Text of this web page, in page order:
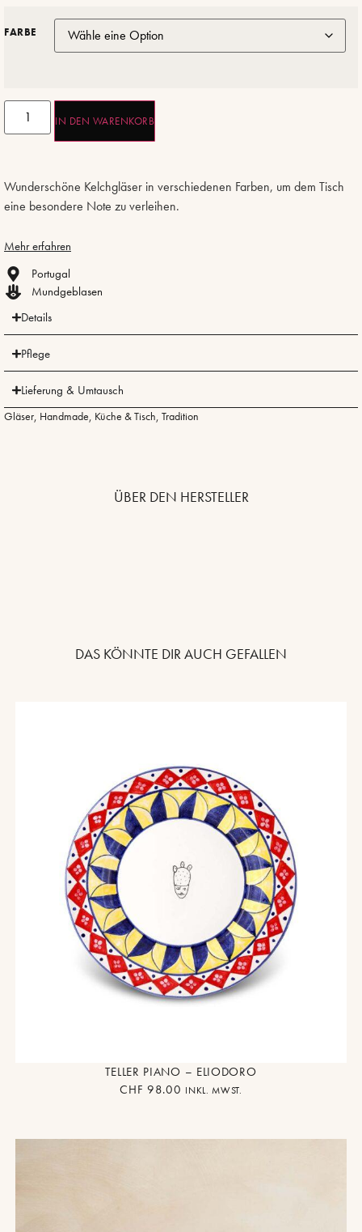
FARBE
IN DEN WARENKORB
Wunderschöne Kelchgläser in verschiedenen Farben, um dem Tisch
eine besondere Note zu verleihen.
Mehr erfahren
Portugal
Mundgeblasen
Details
Pflege
Lieferung & Umtausch
Gläser, Handmade, Küche & Tisch, Tradition
ÜBER DEN HERSTELLER
DAS KÖNNTE DIR AUCH GEFALLEN
TELLER PIANO – ELIODORO
CHF 98.00 INKL. MWST.